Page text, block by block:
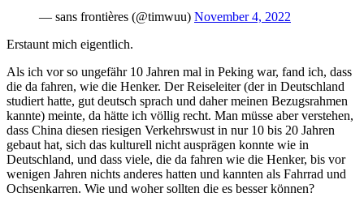
— sans frontières (@timwuu) November 4, 2022
Erstaunt mich eigentlich.
Als ich vor so ungefähr 10 Jahren mal in Peking war, fand ich, dass
die da fahren, wie die Henker. Der Reiseleiter (der in Deutschland
studiert hatte, gut deutsch sprach und daher meinen Bezugsrahmen
kannte) meinte, da hätte ich völlig recht. Man müsse aber verstehen,
dass China diesen riesigen Verkehrswust in nur 10 bis 20 Jahren
gebaut hat, sich das kulturell nicht ausprägen konnte wie in
Deutschland, und dass viele, die da fahren wie die Henker, bis vor
wenigen Jahren nichts anderes hatten und kannten als Fahrrad und
Ochsenkarren. Wie und woher sollten die es besser können?